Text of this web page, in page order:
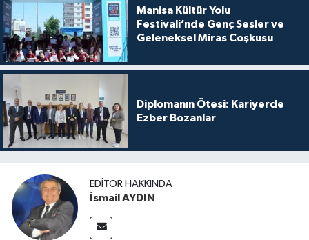
Manisa Kültür Yolu
Festivali’nde Genç Sesler ve
Geleneksel Miras Coşkusu
Diplomanın Ötesi: Kariyerde
Ezber Bozanlar
EDITÖR HAKKINDA
İsmail AYDIN